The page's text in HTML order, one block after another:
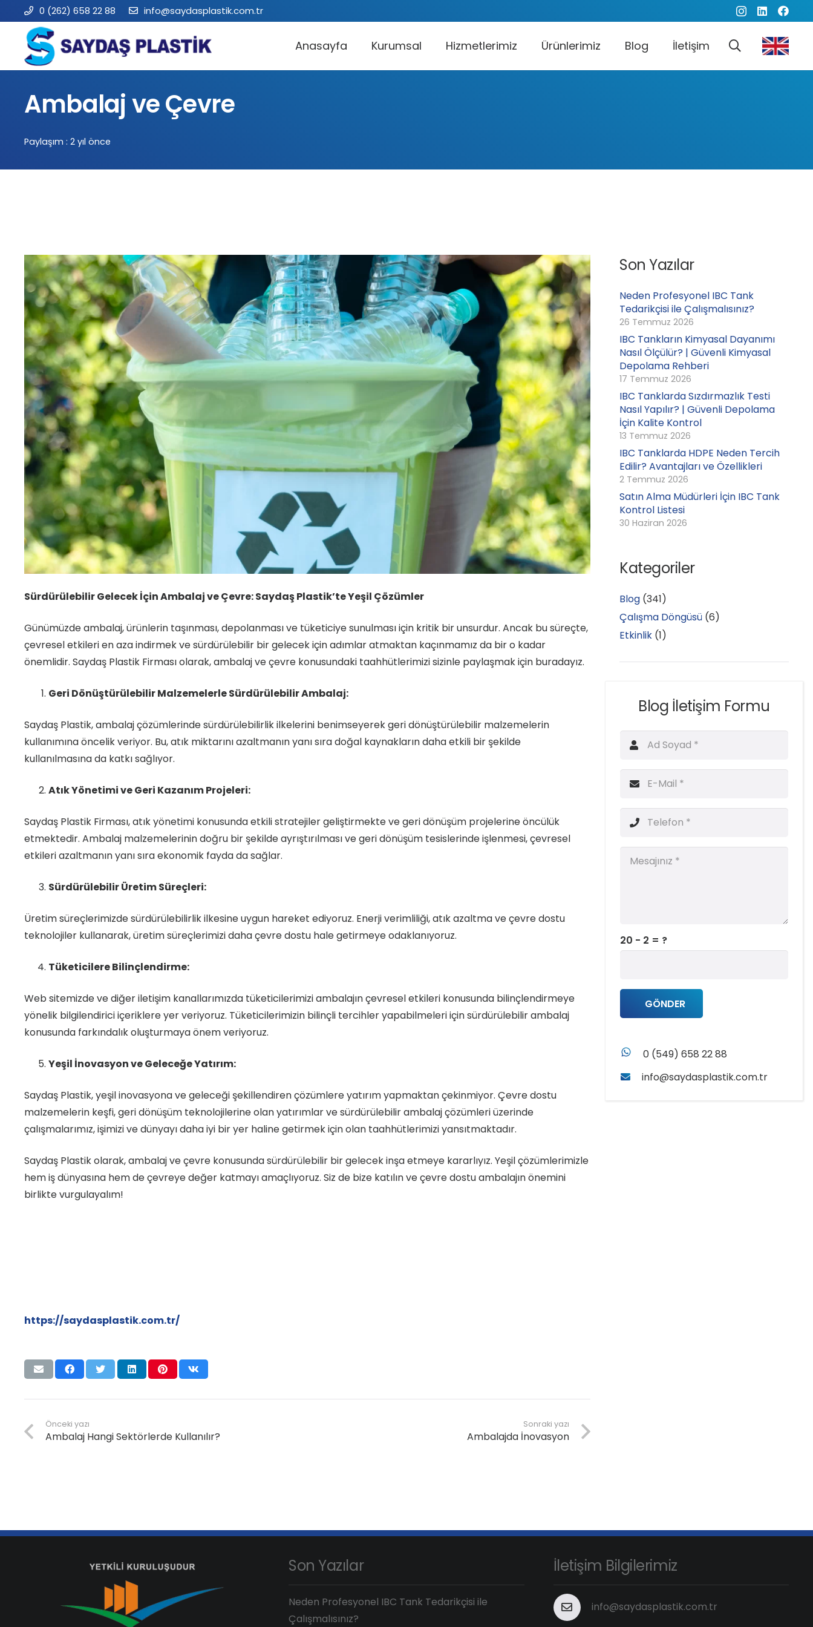
0 (262) 658 22 88 info@saydasplastik.com.tr
Anasayfa Kurumsal Hizmetlerimiz Ürünlerimiz Blog İletişim
Ambalaj ve Çevre
Paylaşım : 2 yıl önce
Sürdürülebilir Gelecek İçin Ambalaj ve Çevre: Saydaş Plastik’te Yeşil Çözümler
Günümüzde ambalaj, ürünlerin taşınması, depolanması ve tüketiciye sunulması için kritik bir unsurdur. Ancak bu süreçte,
çevresel etkileri en aza indirmek ve sürdürülebilir bir gelecek için adımlar atmaktan kaçınmamız da bir o kadar
önemlidir. Saydaş Plastik Firması olarak, ambalaj ve çevre konusundaki taahhütlerimizi sizinle paylaşmak için buradayız.
Geri Dönüştürülebilir Malzemelerle Sürdürülebilir Ambalaj:
Saydaş Plastik, ambalaj çözümlerinde sürdürülebilirlik ilkelerini benimseyerek geri dönüştürülebilir malzemelerin
kullanımına öncelik veriyor. Bu, atık miktarını azaltmanın yanı sıra doğal kaynakların daha etkili bir şekilde
kullanılmasına da katkı sağlıyor.
Atık Yönetimi ve Geri Kazanım Projeleri:
Saydaş Plastik Firması, atık yönetimi konusunda etkili stratejiler geliştirmekte ve geri dönüşüm projelerine öncülük
etmektedir. Ambalaj malzemelerinin doğru bir şekilde ayrıştırılması ve geri dönüşüm tesislerinde işlenmesi, çevresel
etkileri azaltmanın yanı sıra ekonomik fayda da sağlar.
Sürdürülebilir Üretim Süreçleri:
Üretim süreçlerimizde sürdürülebilirlik ilkesine uygun hareket ediyoruz. Enerji verimliliği, atık azaltma ve çevre dostu
teknolojiler kullanarak, üretim süreçlerimizi daha çevre dostu hale getirmeye odaklanıyoruz.
Tüketicilere Bilinçlendirme:
Web sitemizde ve diğer iletişim kanallarımızda tüketicilerimizi ambalajın çevresel etkileri konusunda bilinçlendirmeye
yönelik bilgilendirici içeriklere yer veriyoruz. Tüketicilerimizin bilinçli tercihler yapabilmeleri için sürdürülebilir ambalaj
konusunda farkındalık oluşturmaya önem veriyoruz.
Yeşil İnovasyon ve Geleceğe Yatırım:
Saydaş Plastik, yeşil inovasyona ve geleceği şekillendiren çözümlere yatırım yapmaktan çekinmiyor. Çevre dostu
malzemelerin keşfi, geri dönüşüm teknolojilerine olan yatırımlar ve sürdürülebilir ambalaj çözümleri üzerinde
çalışmalarımız, işimizi ve dünyayı daha iyi bir yer haline getirmek için olan taahhütlerimizi yansıtmaktadır.
Saydaş Plastik olarak, ambalaj ve çevre konusunda sürdürülebilir bir gelecek inşa etmeye kararlıyız. Yeşil çözümlerimizle
hem iş dünyasına hem de çevreye değer katmayı amaçlıyoruz. Siz de bize katılın ve çevre dostu ambalajın önemini
birlikte vurgulayalım!
https://saydasplastik.com.tr/
Önceki yazı
Ambalaj Hangi Sektörlerde Kullanılır?
Sonraki yazı
Ambalajda İnovasyon
Son Yazılar
Neden Profesyonel IBC Tank
Tedarikçisi ile Çalışmalısınız?
26 Temmuz 2026
IBC Tankların Kimyasal Dayanımı
Nasıl Ölçülür? | Güvenli Kimyasal
Depolama Rehberi
17 Temmuz 2026
IBC Tanklarda Sızdırmazlık Testi
Nasıl Yapılır? | Güvenli Depolama
İçin Kalite Kontrol
13 Temmuz 2026
IBC Tanklarda HDPE Neden Tercih
Edilir? Avantajları ve Özellikleri
2 Temmuz 2026
Satın Alma Müdürleri İçin IBC Tank
Kontrol Listesi
30 Haziran 2026
Kategoriler
Blog (341)
Çalışma Döngüsü (6)
Etkinlik (1)
Blog İletişim Formu
20 - 2 = ?
GÖNDER
whatsapp
0 (549) 658 22 88
info@saydasplastik.com.tr
Son Yazılar
Neden Profesyonel IBC Tank Tedarikçisi ile
Çalışmalısınız?
İletişim Bilgilerimiz
info@saydasplastik.com.tr